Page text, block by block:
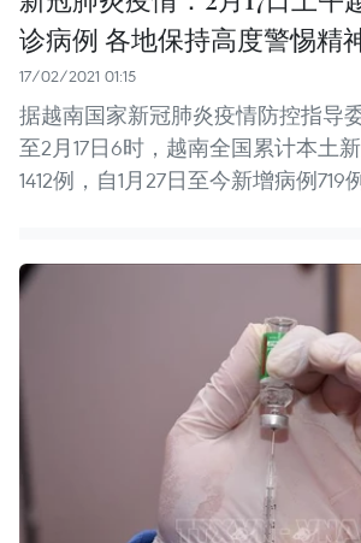
诊病例 各地保持高度警惕精
17/02/2021 01:15
据越南国家新冠肺炎疫情防控指导
至2月17日6时，越南全国累计本土
1412例，自1月27日至今新增病例719例